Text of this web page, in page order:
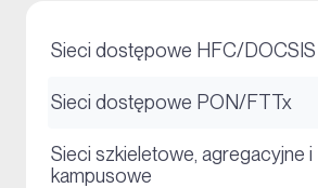
Sieci dostępowe HFC/DOCSIS
Sieci dostępowe PON/FTTx
Sieci szkieletowe, agregacyjne i
kampusowe